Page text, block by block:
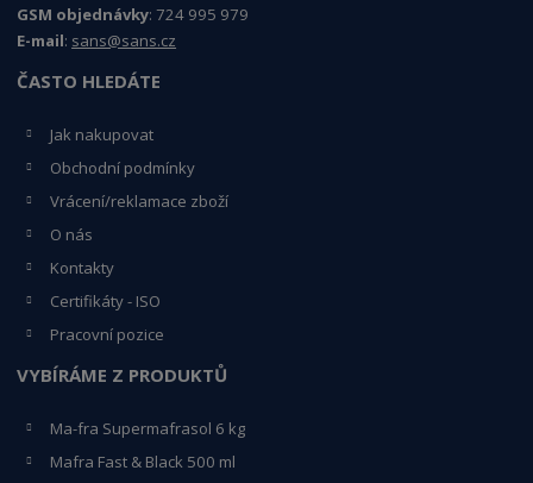
GSM objednávky: 724 995 979
E-mail: sans@sans.cz
ČASTO HLEDÁTE
Jak nakupovat
Obchodní podmínky
Vrácení/reklamace zboží
O nás
Kontakty
Certifikáty - ISO
Pracovní pozice
VYBÍRÁME Z PRODUKTŮ
Ma-fra Supermafrasol 6 kg
Mafra Fast & Black 500 ml